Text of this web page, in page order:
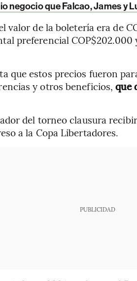
negocio que Falcao, James y
valor de la boletería era de
preferencial
que estos precios fueron
y otros beneficios,que
del torneo clausura
a la Copa Libertadores.
PUBLICIDAD